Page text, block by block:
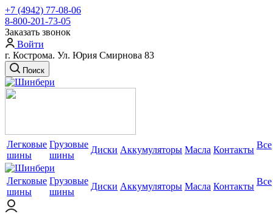
+7 (4942) 77-08-06
8-800-201-73-05
Заказать звонок
Войти
г. Кострома. Ул. Юрия Смирнова 83
Поиск
Легковые
шины
Грузовые
шины
Диски Аккумуляторы Масла Контакты Все
Легковые
шины
Грузовые
шины
Диски Аккумуляторы Масла Контакты Все